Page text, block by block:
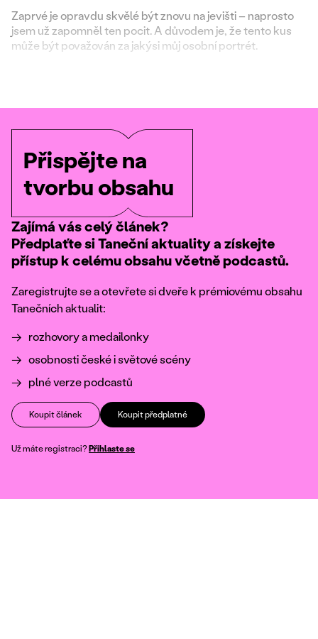
Zaprvé je opravdu skvělé být znovu na jevišti – naprosto
jsem už zapomněl ten pocit. A důvodem je, že tento kus
může být považován za jakýsi můj osobní portrét.
Přispějte na
tvorbu obsahu
Zajímá vás celý článek?
Předplaťte si Taneční aktuality a získejte
přístup k celému obsahu včetně podcastů.
Zaregistrujte se a otevřete si dveře k prémiovému obsahu
Tanečních aktualit:
rozhovory a medailonky
osobnosti české i světové scény
plné verze podcastů
Koupit článek Koupit předplatné
Už máte registraci?Přihlaste se